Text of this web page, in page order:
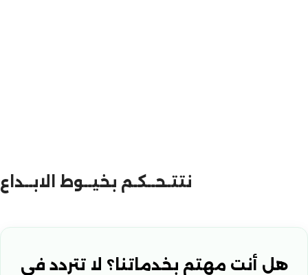
نتتـحــكـم بخيــوط الابــداع
هل أنت مهتم بخدماتنا؟ لا تتردد في